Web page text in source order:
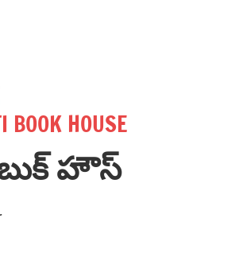
BOOK HOUSE
బుక్ హౌస్